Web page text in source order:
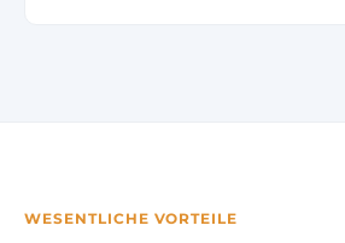
WESENTLICHE VORTEILE